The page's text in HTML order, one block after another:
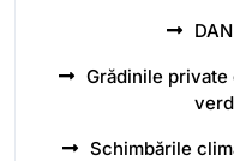
Grădinile private
Schimbările